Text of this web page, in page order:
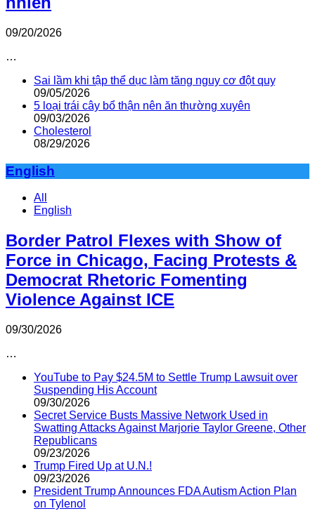
09/20/2026
…
Sai lầm khi tập thể dục làm tăng nguy cơ đột quỵ
09/05/2026
5 loại trái cây bổ thận nên ăn thường xuyên
09/03/2026
Cholesterol
08/29/2026
English
All
English
Border Patrol Flexes with Show of
Force in Chicago, Facing Protests &
Democrat Rhetoric Fomenting
Violence Against ICE
09/30/2026
…
YouTube to Pay $24.5M to Settle Trump Lawsuit over
Suspending His Account
09/30/2026
Secret Service Busts Massive Network Used in
Swatting Attacks Against Marjorie Taylor Greene, Other
Republicans
09/23/2026
Trump Fired Up at U.N.!
09/23/2026
President Trump Announces FDA Autism Action Plan
on Tylenol